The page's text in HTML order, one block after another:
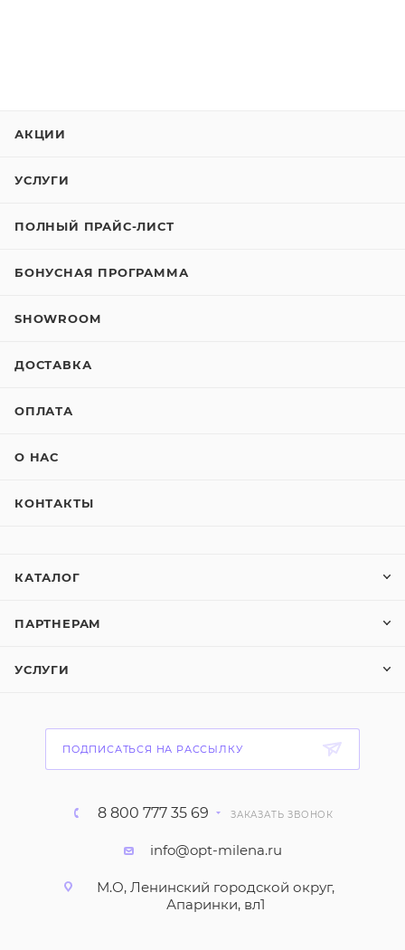
АКЦИИ
УСЛУГИ
ПОЛНЫЙ ПРАЙС-ЛИСТ
БОНУСНАЯ ПРОГРАММА
SHOWROOM
ДОСТАВКА
ОПЛАТА
О НАС
КОНТАКТЫ
КАТАЛОГ
ПАРТНЕРАМ
УСЛУГИ
ПОДПИСАТЬСЯ НА РАССЫЛКУ
8 800 777 35 69 ЗАКАЗАТЬ ЗВОНОК
info@opt-milena.ru
М.О, Ленинский городской округ,
Апаринки, вл1